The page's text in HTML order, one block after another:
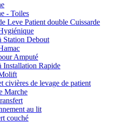
- Toiles
Leve Patient double Cuissarde
Station Debout
Amputé
Installation Rapide
civières de levage de patient
Marche
au lit
couché